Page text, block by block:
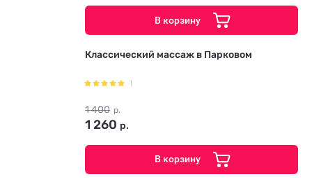
В корзину
Классический массаж в Парковом
1
1 400 р.
1 260 р.
В корзину